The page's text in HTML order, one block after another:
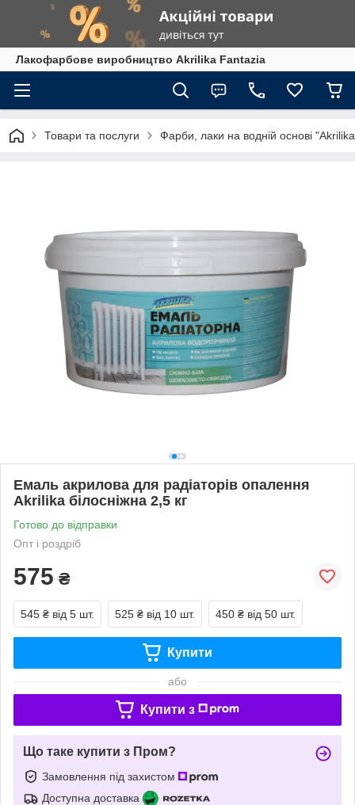
Лакофарбове виробництво Akrilika Fantazia
Товари та послуги Фарби, лаки на водній основі
Емаль акрилова для радіаторів опалення
Akrilika білосніжна 2,5 кг
Готово до відправки
Опт і роздріб
575 ₴
545 ₴ від 5 шт. 525 ₴ від 10 шт. 450 ₴ від 50 шт.
Купити
або
Купити з
Що таке купити з Пром?
Замовлення під захистом
Доступна доставка